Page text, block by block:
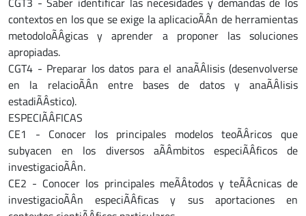
contextos en los que se exige la aplicacioÃÂn de herramientas
metodoloÃÂgicas y aprender a proponer las soluciones
apropiadas.
CGT4 - Preparar los datos para el anaÃÂlisis (desenvolverse
en la relacioÃÂn entre bases de datos y anaÃÂlisis
estadiÃÂstico).
ESPECIÃÂFICAS
CE1 - Conocer los principales modelos teoÃÂricos que
subyacen en los diversos aÃÂmbitos especiÃÂficos de
investigacioÃÂn.
CE2 - Conocer los principales meÃÂtodos y teÃÂcnicas de
investigacioÃÂn especiÃÂficas y sus aportaciones en